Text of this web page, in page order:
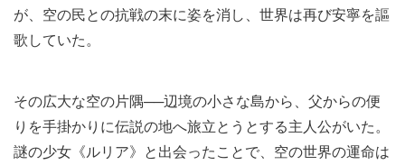
が、空の民との抗戦の末に姿を消し、世界は再び安寧を謳
歌していた。
その広大な空の片隅──辺境の小さな島から、父からの便
りを手掛かりに伝説の地へ旅立とうとする主人公がいた。
謎の少女《ルリア》と出会ったことで、空の世界の運命は